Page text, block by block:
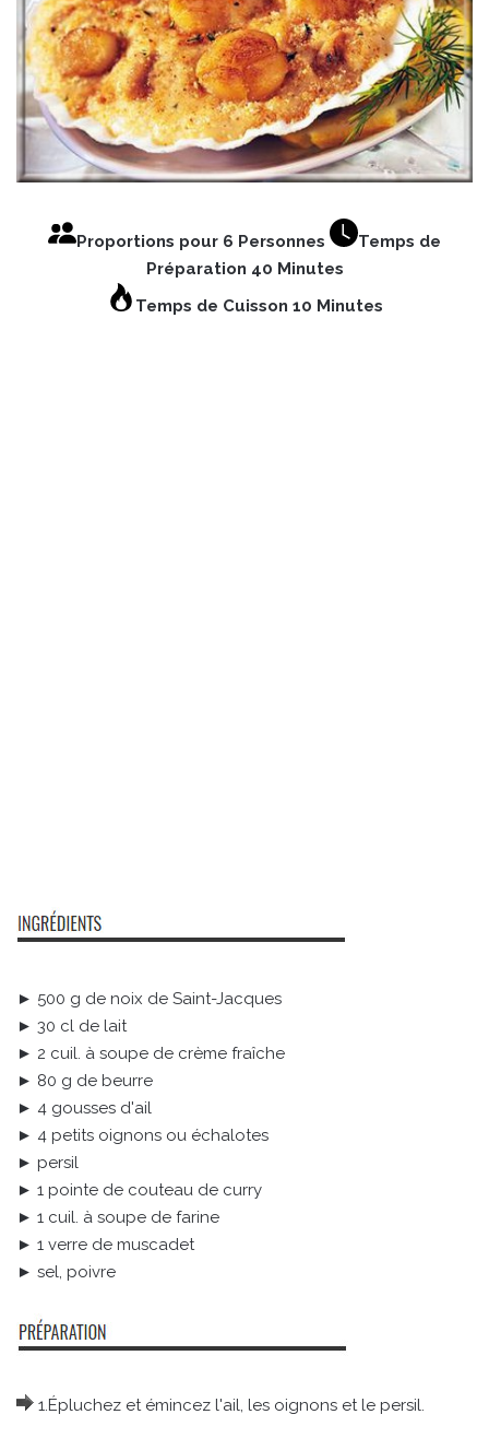
Proportions pour 6 Personnes
Temps de
Préparation 40 Minutes
Temps de Cuisson 10 Minutes
► 500 g de noix de Saint-Jacques
► 30 cl de lait
► 2 cuil. à soupe de crème fraîche
► 80 g de beurre
► 4 gousses d'ail
► 4 petits oignons ou échalotes
► persil
► 1 pointe de couteau de curry
► 1 cuil. à soupe de farine
► 1 verre de muscadet
► sel, poivre
1.Épluchez et émincez l'ail, les oignons et le persil.